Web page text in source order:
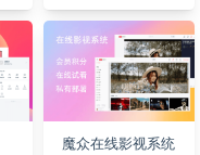
魔众在线影视系统